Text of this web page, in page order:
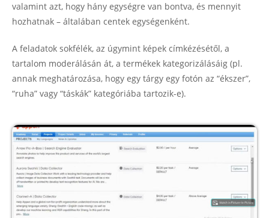
valamint azt, hogy hány egységre van bontva, és mennyit
hozhatnak – általában centek egységenként.
A feladatok sokfélék, az úgymint képek címkézésétől, a
tartalom moderálásán át, a termékek kategorizálásáig (pl.
annak meghatározása, hogy egy tárgy egy fotón az “ékszer”,
“ruha” vagy “táskák” kategóriába tartozik-e).